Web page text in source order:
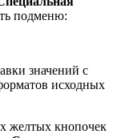
подменю:
значений с
исходных
желтых кнопочек